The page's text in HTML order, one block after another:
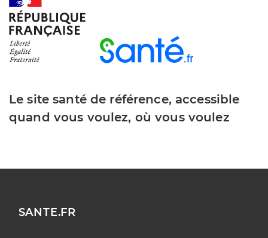
Le site santé de référence, accessible
quand vous voulez, où vous voulez
SANTE.FR